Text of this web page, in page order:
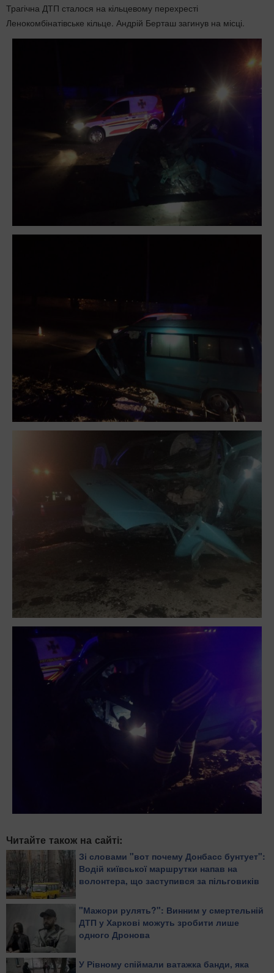
Трагічна ДТП сталося на кільцевому перехресті
Ленокомбінатівське кільце. Андрій Берташ загинув на місці.
Читайте також на сайті:
Зі словами "вот почему Донбасс бунтует":
Водій київської маршрутки напав на
волонтера, що заступився за пільговиків
"Мажори рулять?": Винним у смертельній
ДТП у Харкові можуть зробити лише
одного Дронова
У Рівному спіймали ватажка банди, яка